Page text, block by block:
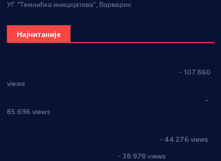
УГ “Темнићка иницијатива”, Варварин
Најчитаније
- 107.860
views
-
85.696 views
- 44.276 views
- 38.978 views